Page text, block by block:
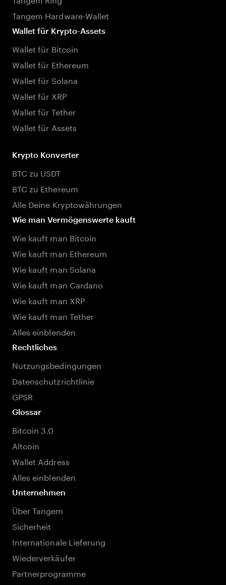
Tangem Hardware-Wallet
Wallet für Krypto-Assets
Wallet für Bitcoin
Wallet für Ethereum
Wallet für Solana
Wallet für XRP
Wallet für Tether
Wallet für Assets
Krypto Konverter
BTC zu USDT
BTC zu Ethereum
Alle Deine Kryptowährungen
Wie man Vermögenswerte kauft
Wie kauft man Bitcoin
Wie kauft man Ethereum
Wie kauft man Solana
Wie kauft man Cardano
Wie kauft man XRP
Wie kauft man Tether
Alles einblenden
Rechtliches
Nutzungsbedingungen
Datenschutzrichtlinie
GPSR
Glossar
Bitcoin 3.0
Altcoin
Wallet Address
Alles einblenden
Unternehmen
Über Tangem
Sicherheit
Internationale Lieferung
Wiederverkäufer
Partnerprogramme